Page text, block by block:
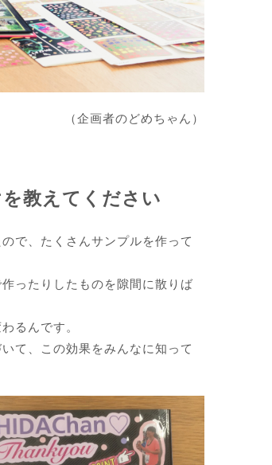
（企画者のどめちゃん）
教えてください
で、たくさんサンプルを作って
ったりしたものを隙間に散りば
るんです。
て、この効果をみんなに知って